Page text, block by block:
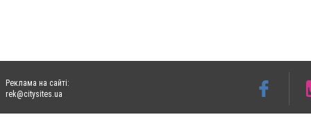
Реклама на сайті:
rek@citysites.ua